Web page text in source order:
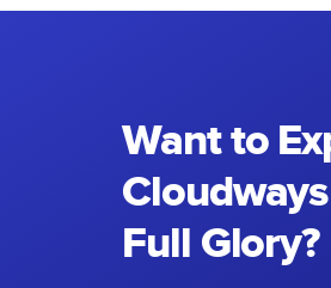
Want to
Full Glory?